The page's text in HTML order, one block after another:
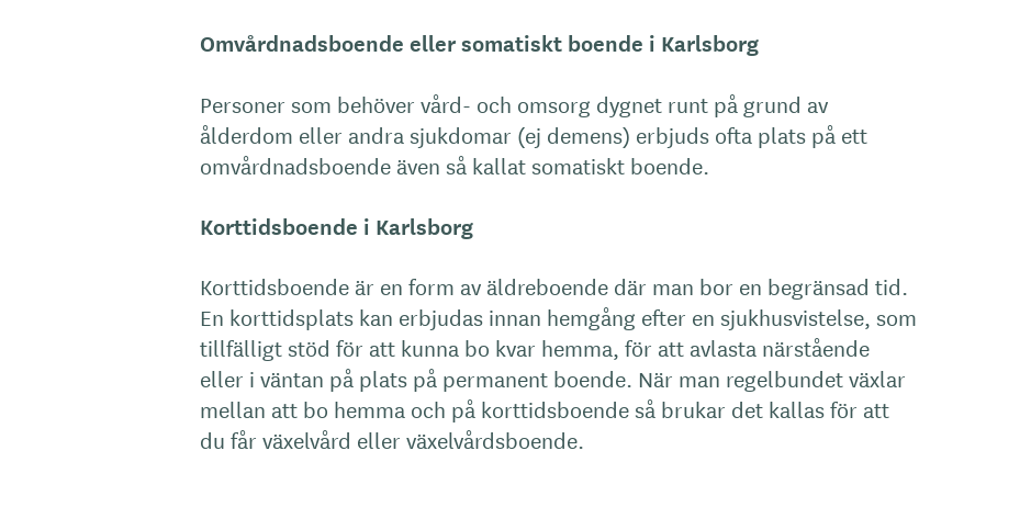
Omvårdnadsboende eller somatiskt boende i Karlsborg
Personer som behöver vård- och omsorg dygnet runt på grund av
ålderdom eller andra sjukdomar (ej demens) erbjuds ofta plats på ett
omvårdnadsboende även så kallat somatiskt boende.
Korttidsboende i Karlsborg
Korttidsboende är en form av äldreboende där man bor en begränsad tid.
En korttidsplats kan erbjudas innan hemgång efter en sjukhusvistelse, som
tillfälligt stöd för att kunna bo kvar hemma, för att avlasta närstående
eller i väntan på plats på permanent boende. När man regelbundet växlar
mellan att bo hemma och på korttidsboende så brukar det kallas för att
du får växelvård eller växelvårdsboende.